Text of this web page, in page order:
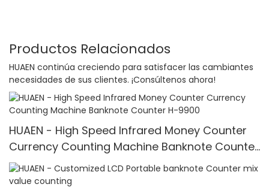
Productos Relacionados
HUAEN continúa creciendo para satisfacer las cambiantes
necesidades de sus clientes. ¡Consúltenos ahora!
HUAEN - High Speed Infrared Money Counter
Currency Counting Machine Banknote Counter
H-9900